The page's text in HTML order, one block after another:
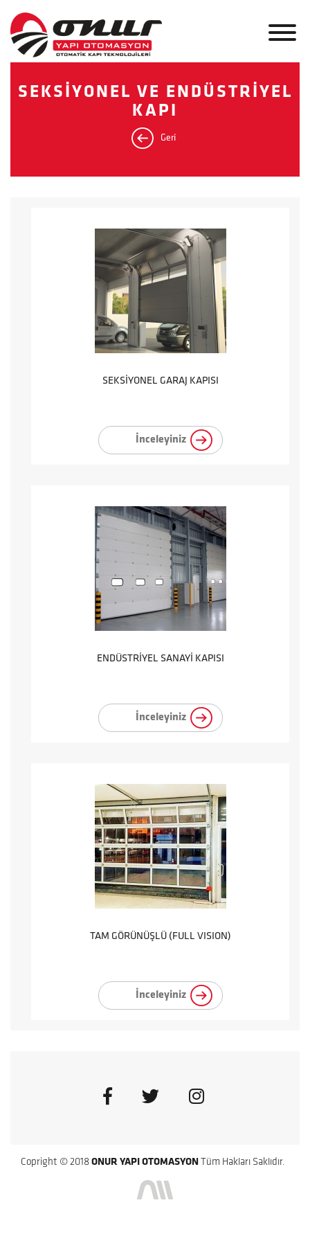
SEKSİYONEL VE ENDÜSTRİYEL
KAPI
Geri
SEKSİYONEL GARAJ KAPISI
İnceleyiniz
ENDÜSTRİYEL SANAYİ KAPISI
İnceleyiniz
TAM GÖRÜNÜŞLÜ (FULL VISION)
İnceleyiniz
Copright © 2018 ONUR YAPI OTOMASYON Tüm Hakları Saklıdır.